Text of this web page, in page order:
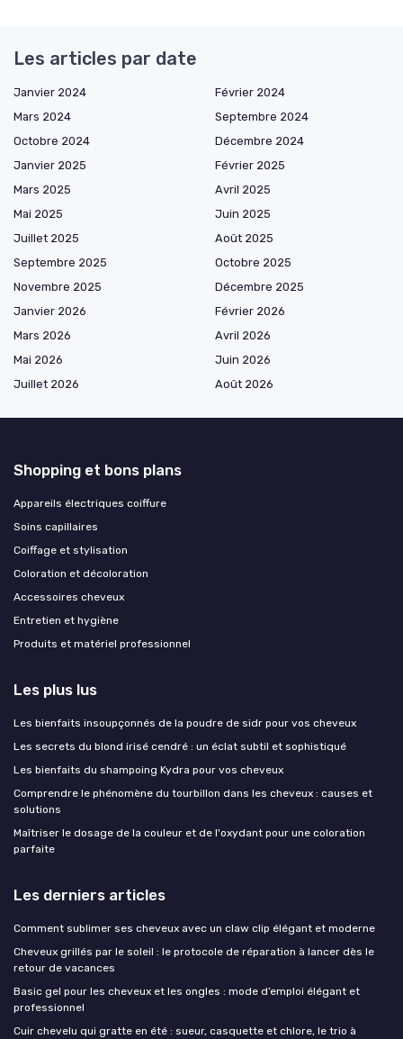
Les articles par date
Janvier 2024
Février 2024
Mars 2024
Septembre 2024
Octobre 2024
Décembre 2024
Janvier 2025
Février 2025
Mars 2025
Avril 2025
Mai 2025
Juin 2025
Juillet 2025
Août 2025
Septembre 2025
Octobre 2025
Novembre 2025
Décembre 2025
Janvier 2026
Février 2026
Mars 2026
Avril 2026
Mai 2026
Juin 2026
Juillet 2026
Août 2026
Shopping et bons plans
Appareils électriques coiffure
Soins capillaires
Coiffage et stylisation
Coloration et décoloration
Accessoires cheveux
Entretien et hygiène
Produits et matériel professionnel
Les plus lus
Les bienfaits insoupçonnés de la poudre de sidr pour vos cheveux
Les secrets du blond irisé cendré : un éclat subtil et sophistiqué
Les bienfaits du shampoing Kydra pour vos cheveux
Comprendre le phénomène du tourbillon dans les cheveux : causes et
solutions
Maîtriser le dosage de la couleur et de l'oxydant pour une coloration
parfaite
Les derniers articles
Comment sublimer ses cheveux avec un claw clip élégant et moderne
Cheveux grillés par le soleil : le protocole de réparation à lancer dès le
retour de vacances
Basic gel pour les cheveux et les ongles : mode d’emploi élégant et
professionnel
Cuir chevelu qui gratte en été : sueur, casquette et chlore, le trio à